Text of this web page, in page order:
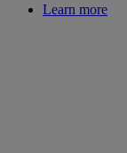
Learn more